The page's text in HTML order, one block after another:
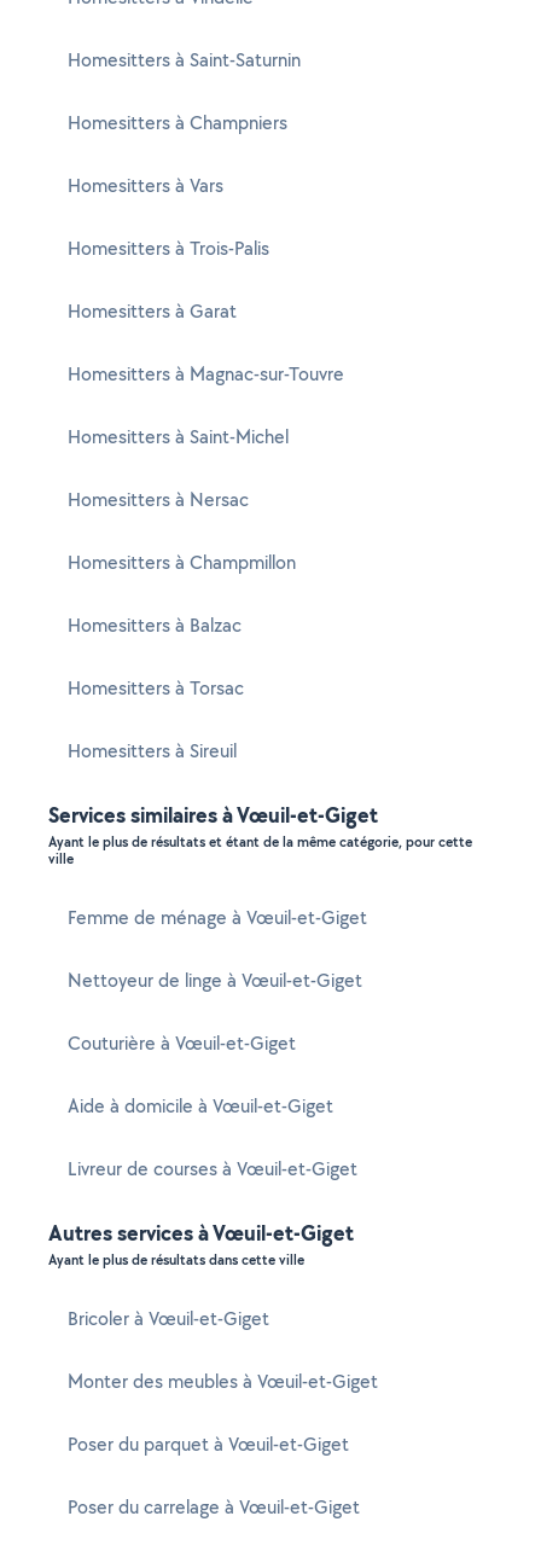
Homesitters à Saint-Saturnin
Homesitters à Champniers
Homesitters à Vars
Homesitters à Trois-Palis
Homesitters à Garat
Homesitters à Magnac-sur-Touvre
Homesitters à Saint-Michel
Homesitters à Nersac
Homesitters à Champmillon
Homesitters à Balzac
Homesitters à Torsac
Homesitters à Sireuil
Services similaires à Vœuil-et-Giget
Ayant le plus de résultats et étant de la même catégorie, pour cette
ville
Femme de ménage à Vœuil-et-Giget
Nettoyeur de linge à Vœuil-et-Giget
Couturière à Vœuil-et-Giget
Aide à domicile à Vœuil-et-Giget
Livreur de courses à Vœuil-et-Giget
Autres services à Vœuil-et-Giget
Ayant le plus de résultats dans cette ville
Bricoler à Vœuil-et-Giget
Monter des meubles à Vœuil-et-Giget
Poser du parquet à Vœuil-et-Giget
Poser du carrelage à Vœuil-et-Giget